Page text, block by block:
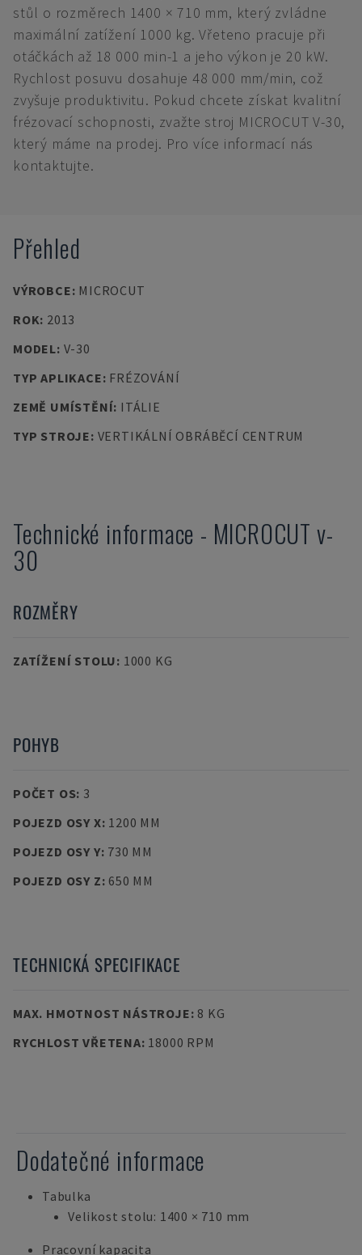
stůl o rozměrech 1400 × 710 mm, který zvládne
maximální zatížení 1000 kg. Vřeteno pracuje při
otáčkách až 18 000 min-1 a jeho výkon je 20 kW.
Rychlost posuvu dosahuje 48 000 mm/min, což
zvyšuje produktivitu. Pokud chcete získat kvalitní
frézovací schopnosti, zvažte stroj MICROCUT V-30,
který máme na prodej. Pro více informací nás
kontaktujte.
Přehled
VÝROBCE: MICROCUT
ROK: 2013
MODEL: V-30
TYP APLIKACE: FRÉZOVÁNÍ
ZEMĚ UMÍSTĚNÍ: ITÁLIE
TYP STROJE: VERTIKÁLNÍ OBRÁBĚCÍ CENTRUM
Technické informace - MICROCUT v-
30
ROZMĚRY
ZATÍŽENÍ STOLU: 1000 KG
POHYB
POČET OS: 3
POJEZD OSY X: 1200 MM
POJEZD OSY Y: 730 MM
POJEZD OSY Z: 650 MM
TECHNICKÁ SPECIFIKACE
MAX. HMOTNOST NÁSTROJE: 8 KG
RYCHLOST VŘETENA: 18000 RPM
Dodatečné informace
Tabulka
Velikost stolu: 1400 × 710 mm
Pracovní kapacita